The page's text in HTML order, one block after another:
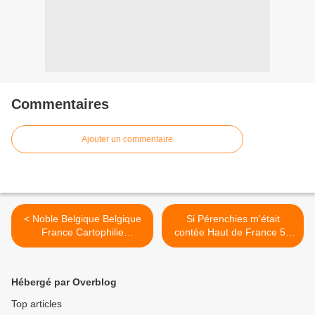
Commentaires
Ajouter un commentaire
< Noble Belgique Belgique
France Cartophilie
Iconographie
Si Pérenchies m'était
contée Haut de France 59
Lille >
Hébergé par Overblog
Top articles